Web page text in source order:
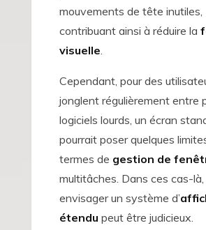
mouvements de tête inutiles,
contribuant ainsi à réduire la
visuelle.
Cependant, pour des
jonglent régulièrement entre
logiciels lourds, un écran
pourrait poser quelques
termes de gestion de
multitâches. Dans ces cas-là,
envisager un système d’
étendu peut être judicieux.